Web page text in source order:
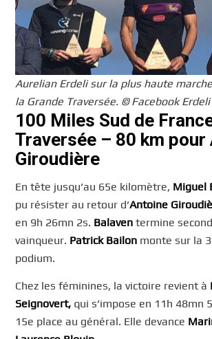
Aurelian Erdeli sur la plus haute
la Grande Traversée. © Facebook Erdeli
100 Miles Sud de
Traversée – 80 km pour
Giroudière
En tête jusqu’au 65e kilomètre, Miguel
pu résister au retour d’Antoine
en 9h 26mn 2s. Balaventermine
vainqueur. Patrick Bailon monte sur la
podium.
Chez les féminines, la victoire revient à
Seignovert, qui s’impose en 11h 48mn
15e place au général. Elle devance